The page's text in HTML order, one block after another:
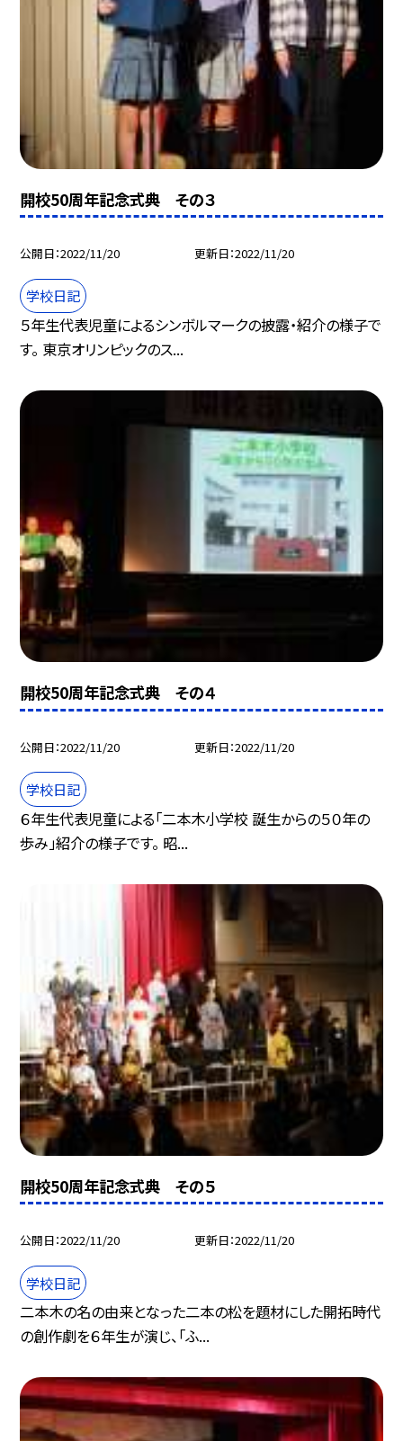
開校50周年記念式典 その３
公開日 2022/11/20 更新日 2022/11/20
学校日記
５年生代表児童によるシンボルマークの披露・紹介の様子で
す。 東京オリンピックのス...
開校50周年記念式典 その４
公開日 2022/11/20 更新日 2022/11/20
学校日記
６年生代表児童による「二本木小学校 誕生からの５０年の
歩み」紹介の様子です。 昭...
開校50周年記念式典 その５
公開日 2022/11/20 更新日 2022/11/20
学校日記
二本木の名の由来となった二本の松を題材にした開拓時代
の創作劇を６年生が演じ、「ふ...